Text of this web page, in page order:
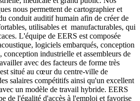
nous permettent de cartographier et
conduit auditif humain afin de créer de
utilisables et manufacturables, qui
L'équipe de EERS est composée
logiciels embarqués, conception
conception industrielle et assembleurs de
avec des facteurs de forme très
situé au cœur du centre-ville de
salaires compétitifs ainsi qu'un excellent
un modèle de travail hybride. EERS
de l'égalité d'accès à l'emploi et favorise